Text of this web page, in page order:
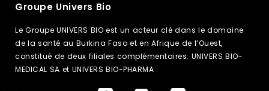
Groupe Univers Bio
Le Groupe UNIVERS BIO est un acteur clé dans le domaine
de la santé au Burkina Faso et en Afrique de l’Ouest,
constitué de deux filiales complémentaires: UNIVERS BIO-
MEDICAL SA et UNIVERS BIO-PHARMA